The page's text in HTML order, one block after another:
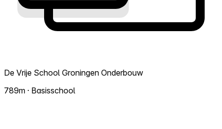
De Vrije School Groningen Onderbouw
789m · Basisschool